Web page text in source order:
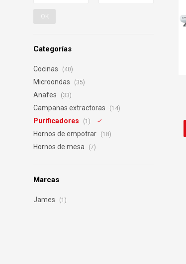
Categorías
Cocinas (40)
Microondas (35)
Anafes (33)
Campanas extractoras (14)
Purificadores (1)
Hornos de empotrar (18)
Hornos de mesa (7)
Marcas
James (1)
OK